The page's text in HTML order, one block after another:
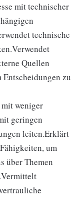
mit technischer
technische
Quellen
Entscheidungen zu
weniger
geringen
leiten.Erklärt
um
über Themen